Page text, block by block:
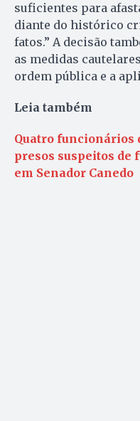
suficientes para
diante do histórico
fatos.” A decisão
as medidas
ordem pública e a
Leia também
Quatro funcionários
presos suspeitos de
em Senador Canedo